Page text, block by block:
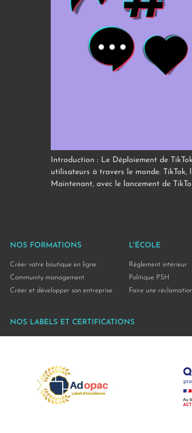
Introduction : Le Déploiement de
utilisateurs à travers le monde.
Maintenant, avec le lancement de
NOS FORMATIONS
Créer votre boutique en ligne
Community management
Créer et développer son entreprise
L'ÉCOLE
Réglement intérieur
Politique PSH
Faire une réclamation
NOS LABELS ET CERTIFICATIONS